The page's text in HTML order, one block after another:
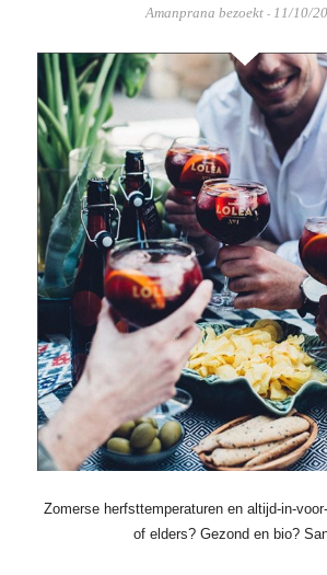
Amanprana bezoekt - 11/10/
Zomerse herfsttemperaturen en altijd-in-
of elders? Gezond en bio?